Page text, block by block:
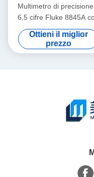
Multimetro di
6,5 cifre Fluke 8845A
precisione a corrente
continua dello 0,0024%
Registratore senza carta
Ottieni il miglior
prezzo